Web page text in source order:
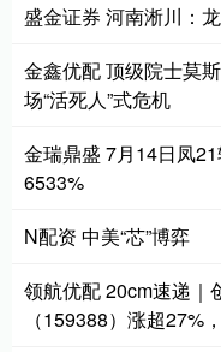
盛金证券 河南淅川：
金鑫优配 顶级院士莫
场“活死人”式危机
金瑞鼎盛 7月14日凤
6533%
N配资 中美“芯”博弈
领航优配 20cm速递｜
（159388）涨超27%